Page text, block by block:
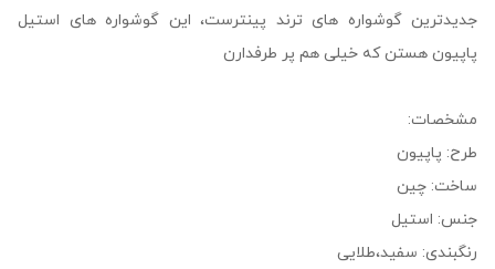
جدیدترین گوشواره های ترند پینترست، این گوشواره های استیل
پاپیون هستن که خیلی هم پر طرفدارن
مشخصات:
طرح: پاپیون
ساخت: چین
جنس: استیل
رنگبندی: سفید،طلایی